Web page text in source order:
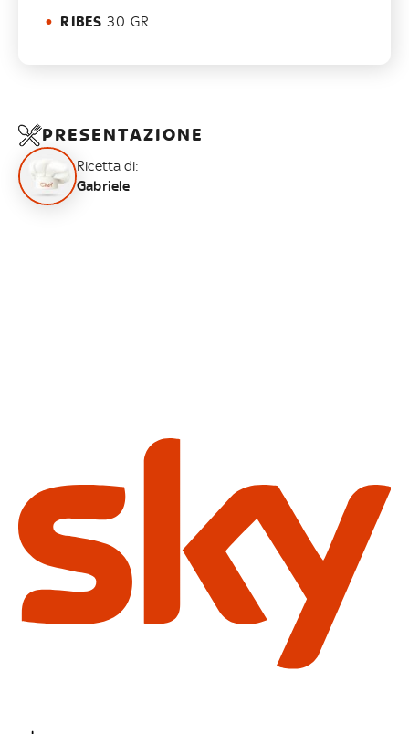
RIBES 30 GR
PRESENTAZIONE
Ricetta di:
Gabriele